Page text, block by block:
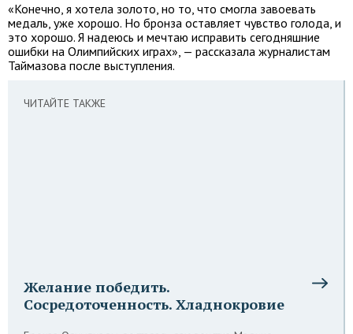
«Конечно, я хотела золото, но то, что смогла завоевать
медаль, уже хорошо. Но бронза оставляет чувство голода, и
это хорошо. Я надеюсь и мечтаю исправить сегодняшние
ошибки на Олимпийских играх», — рассказала журналистам
Таймазова после выступления.
ЧИТАЙТЕ ТАКЖЕ
Желание победить.
Сосредоточенность. Хладнокровие